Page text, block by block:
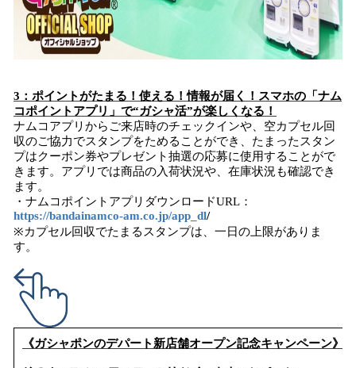
3 ： ポイントがたまる！使える！情報が届く ！ スマホの 「ナム
コポイントアプリ」 で“ガシャ活”が楽しく なる ！
ナムコアプリからご来店時のチェックインや、空カプセル回
収のご協力でスタンプをためることができ、たまったスタン
プはクーポン券やプレゼント抽選の応募に使用することがで
きます。アプリでは商品の入荷状況や、在庫状況も確認でき
ます。
・ナムコポイントアプリダウンロードURL：
https://bandainamco-am.co.jp/app_dl/
※カプセル回収でたまるスタンプは、一日の上限がありま
す。
《ガシャポンのデパート新店舗オープン記念キャンペーン》